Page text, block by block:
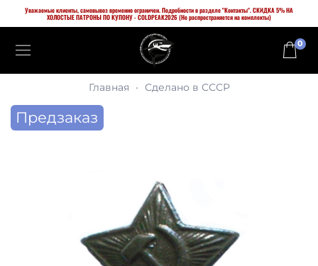
Уважаемые клиенты, самовывоз временно ограничен. Подробности в разделе "Контакты". СКИДКА 5% НА
ХОЛОСТЫЕ ПАТРОНЫ ПО КУПОНУ - COLDPEAK2026 (Не распространяется на комплекты)
0
Главная Сделано в СССР
Предзаказ